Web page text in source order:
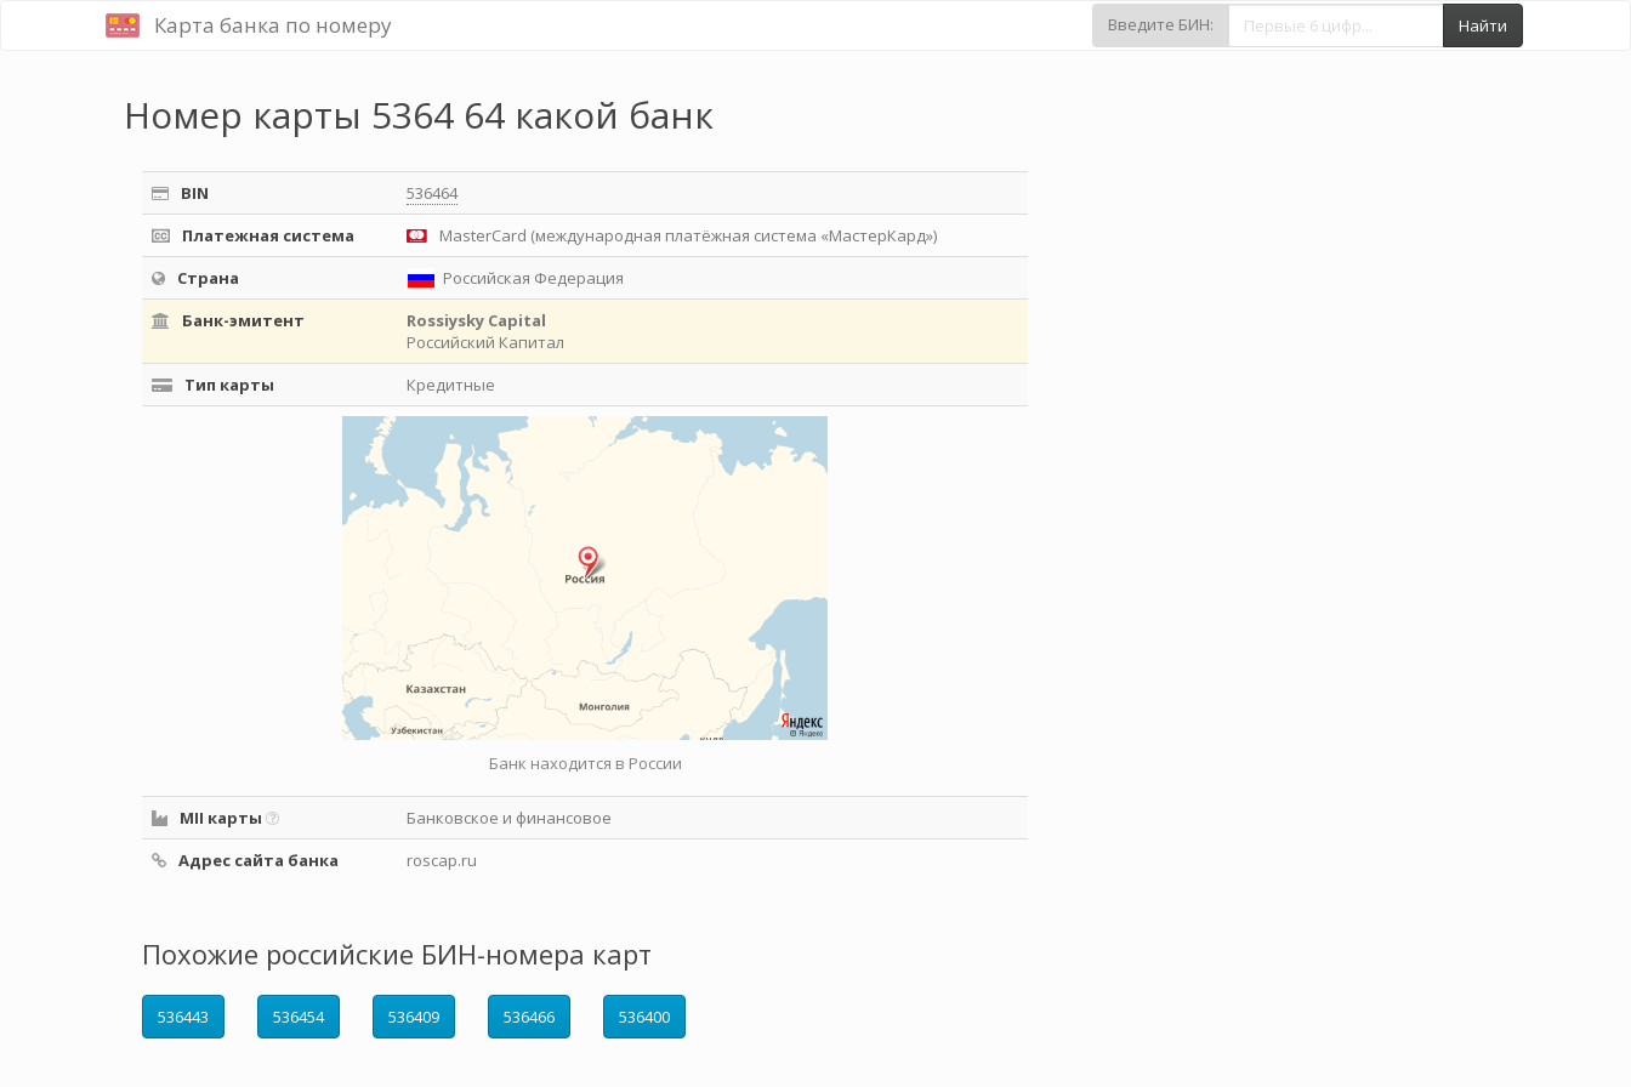
Карта банка по номеру Введите БИН: Найти
Номер карты 5364 64 какой банк
BIN
536464
Платежная система
MasterCard (международная платёжная система «МастерКард»)
Страна
Российская Федерация
Банк-эмитент
Rossiysky Capital
Российский Капитал
Тип карты
Кредитные
Банк находится в России
MII карты
Банковское и финансовое
Адрес сайта банка
roscap.ru
Похожие российские БИН-номера карт
536443 536454 536409 536466 536400